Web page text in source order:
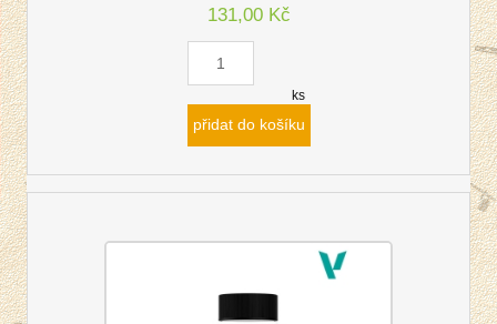
131,00 Kč
ks
přidat do košíku